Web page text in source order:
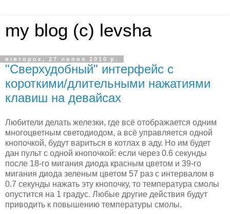
my blog (c) levsha
вівторок, 27 липня 2010 р.
"Сверхудобный" интерфейс с
короткими/длительными нажатиями
клавиш на девайсах
Любители делать железки, где всё отображается одним
многоцветным светодиодом, а всё управляется одной
кнопочкой, будут вариться в котлах в аду. Но им будет
дан пульт с одной кнопочкой: если через 0.6 секунды
после 18-го мигания диода красным цветом и 39-го
мигания диода зеленым цветом 57 раз с интервалом в
0.7 секунды нажать эту кнопочку, то температура смолы
опустится на 1 градус. Любые другие действия будут
приводить к повышению температуры смолы.